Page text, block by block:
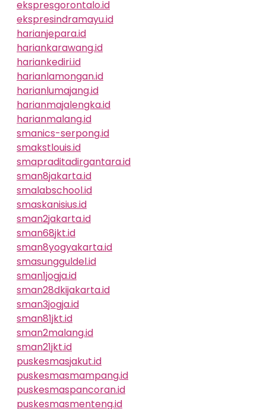
ekspresgorontalo.id
ekspresindramayu.id
harianjepara.id
hariankarawang.id
hariankediri.id
harianlamongan.id
harianlumajang.id
harianmajalengka.id
harianmalang.id
smanics-serpong.id
smakstlouis.id
smapraditadirgantara.id
sman8jakarta.id
smalabschool.id
smaskanisius.id
sman2jakarta.id
sman68jkt.id
sman8yogyakarta.id
smasungguldel.id
sman1jogja.id
sman28dkijakarta.id
sman3jogja.id
sman81jkt.id
sman2malang.id
sman21jkt.id
puskesmasjakut.id
puskesmasmampang.id
puskesmaspancoran.id
puskesmasmenteng.id